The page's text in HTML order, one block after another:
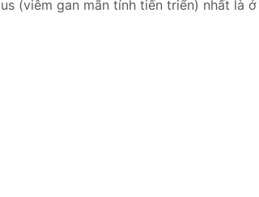
(viêm gan mãn tính tiến triển) nhất là